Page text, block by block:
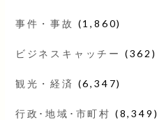
事件・事故 (1,860)
ビジネスキャッチー (362)
観光・経済 (6,347)
行政･地域･市町村 (8,349)